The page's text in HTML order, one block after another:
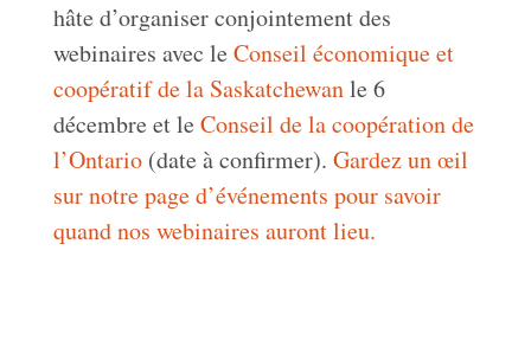
hâte d’organiser conjointement des
webinaires avec leConseil économique et
coopératif de la Saskatchewanle 6
décembre et leConseil de la coopération de
l’Ontario(date à confirmer). Gardez un œil
sur notre page d’événements pour savoir
quand nos webinaires auront lieu.